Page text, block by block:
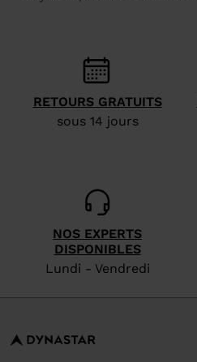
RETOURS GRATUITS
sous 14 jours
NOS EXPERTS
DISPONIBLES
Lundi - Vendredi